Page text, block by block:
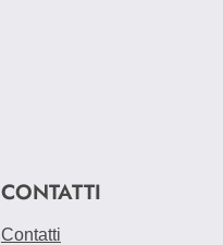
CONTATTI
Contatti